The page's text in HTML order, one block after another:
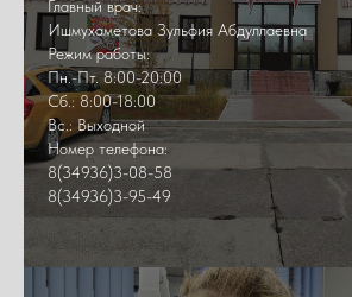
Главный врач:
Ишмухаметова Зульфия Абдуллаевна
Режим работы:
Пн.-Пт. 8:00-20:00
Сб.: 8:00-18:00
Вс.: Выходной
Номер телефона:
8(34936)3-08-58
8(34936)3-95-49